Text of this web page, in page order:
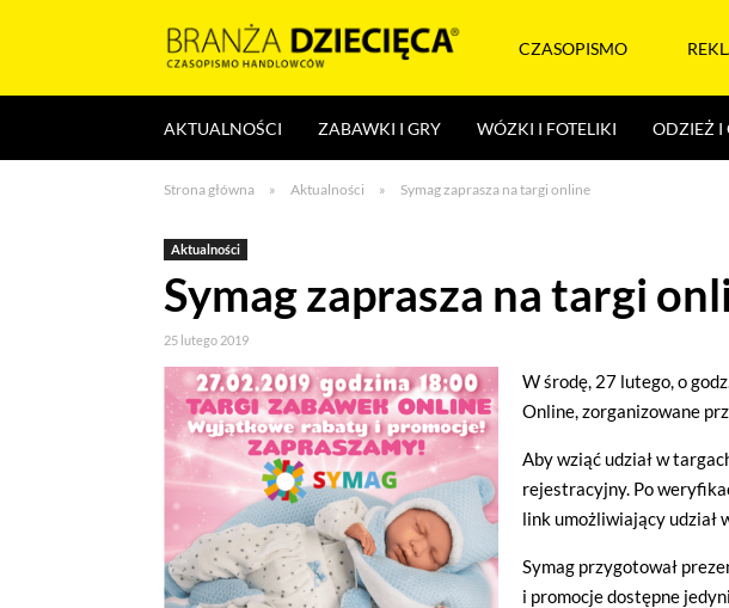
Branża
dziecięca
CZASOPISMO
AKTUALNOŚCI ZABAWKI I GRY WÓZKI I FOTELIKI ODZIEŻ I
Strona główna » Aktualności » Symag zaprasza na targi online
Aktualności
Symag zaprasza na targi
25 lutego 2019
W środę, 27 lutego, o
Online, zorganizowane
Aby wziąć udział w
rejestracyjny. Po
link umożliwiający udział
Symag przygotował
i promocje dostępne